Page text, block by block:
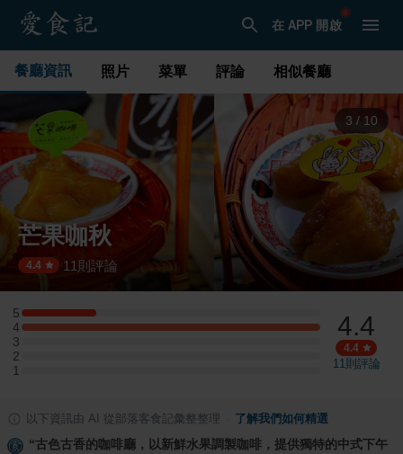
在 APP 開啟
餐廳資訊 照片 菜單 評論 相似餐廳
3 / 10
芒果咖秋
4.4 ·11 則評論
5
5 星：1 則評論
4
4 星：4 則評論
3
3 星：0 則評論
2
2 星：0 則評論
1
1 星：0 則評論
4.4
4.4
11則評論
以下資訊由 AI 從部落客食記彙整整理 了解我們如何精選
“古色古香的咖啡廳，以新鮮水果調製咖啡，提供獨特的中式下午